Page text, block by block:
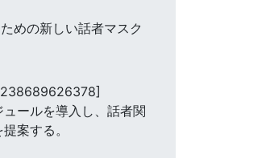
めの新しい話者マスク
ールを導入し、話者関
案する。